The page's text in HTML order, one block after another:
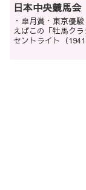
日本中央競馬会
・皐月賞・東京優
えばこの「牡馬ク
セントライト（